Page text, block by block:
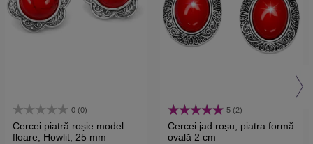
0 (0)
Cercei piatră roșie model
floare, Howlit, 25 mm
5 (2)
Cercei jad roșu, piatra formă
ovală 2 cm